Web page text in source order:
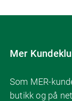
Mer
Som MER-
butikk og på